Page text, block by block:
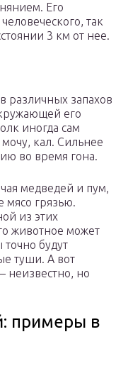
Его
так
3 км от нее.
различных запахов
его
иногда сам
кал. Сильнее
во время гона.
медведей и пум,
мясо грязью.
из этих
животное может
будут
туши. А вот
неизвестно, но
примеры в